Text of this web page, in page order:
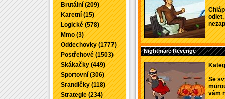
Brutální (209)
Karetní (15)
Logické (578)
Mmo (3)
Oddechovky (1777)
Postřehové (1503)
Skákačky (449)
Sportovní (306)
Srandičky (118)
Strategie (234)
Nightmare Revenge
Se
vám